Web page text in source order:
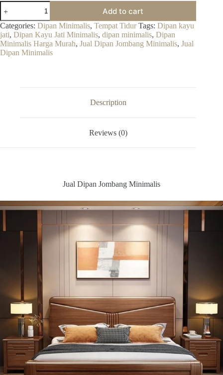
Jual
Dipan
Jombang
Minimalis
quantity
Add to cart
Categories: Dipan Minimalis, Tempat Tidur Tags: Dipan kayu
jati, Dipan Kayu Jati Minimalis, dipan minimalis, Dipan
Minimalis Harga Murah, Jual Dipan Jombang Minimalis, Jual
Dipan Minimalis
Description
Reviews (0)
Jual Dipan Jombang Minimalis